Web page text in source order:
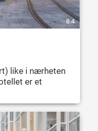
8.4
like i nærheten
er et